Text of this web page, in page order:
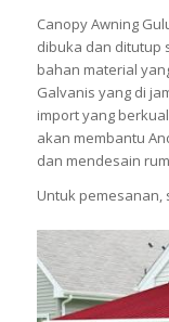
Canopy Awning
dibuka dan ditutup
bahan material
Galvanis yang di
import yang
akan membantu
dan mendesain
Untuk pemesanan,